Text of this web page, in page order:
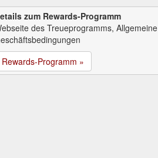
zum Rewards-Programm
des Treueprogramms, Allgemeine
Rewards-Programm »